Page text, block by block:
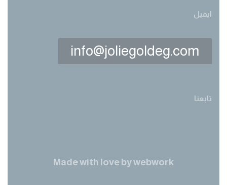
ايميل
info@joliegoldeg.com
تابعنا
Made with love bywebwork